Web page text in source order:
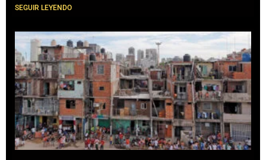
SEGUIR LEYENDO